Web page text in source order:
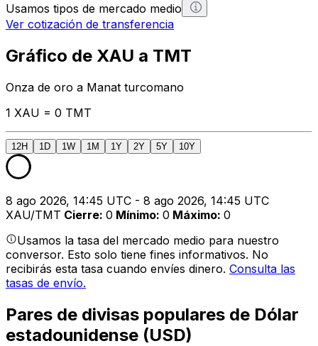
Usamos tipos de mercado medio
Ver cotización de transferencia
Gráfico de XAU a TMT
Onza de oro a Manat turcomano
1 XAU = 0 TMT
12H 1D 1W 1M 1Y 2Y 5Y 10Y
8 ago 2026, 14:45 UTC - 8 ago 2026, 14:45 UTC
XAU/TMT Cierre: 0 Mínimo: 0 Máximo: 0
Usamos la tasa del mercado medio para nuestro
conversor. Esto solo tiene fines informativos. No
recibirás esta tasa cuando envíes dinero. Consulta las
tasas de envío.
Pares de divisas populares de Dólar
estadounidense (USD)